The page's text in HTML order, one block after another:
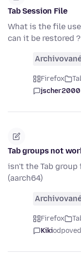
Tab Session File
What is the file
can it be restored ?
Firefox
jscher2000
Tab groups not
isn't the Tab
(aarch64)
Firefox
Kiki